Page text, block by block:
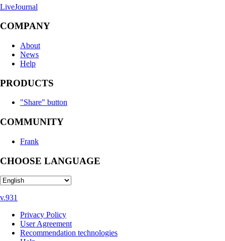
LiveJournal
COMPANY
About
News
Help
PRODUCTS
"Share" button
COMMUNITY
Frank
CHOOSE LANGUAGE
v.931
Privacy Policy
User Agreement
Recommendation technologies